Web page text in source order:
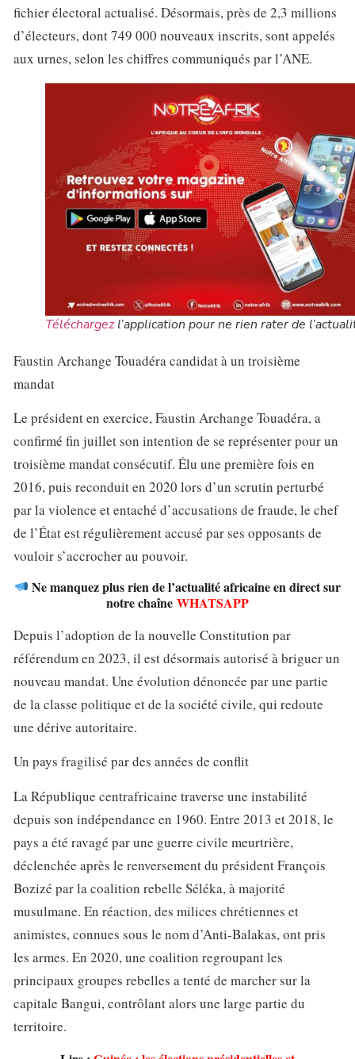
fichier électoral actualisé. Désormais, près de 2,3 millions
d’électeurs, dont 749 000 nouveaux inscrits, sont appelés
aux urnes, selon les chiffres communiqués par l’ANE.
Téléchargezl’application pour ne rien rater de
Faustin Archange Touadéra candidat à un troisième
mandat
Le président en exercice, Faustin Archange Touadéra, a
confirmé fin juillet son intention de se représenter pour un
troisième mandat consécutif. Élu une première fois en
2016, puis reconduit en 2020 lors d’un scrutin perturbé
par la violence et entaché d’accusations de fraude, le chef
de l’État est régulièrement accusé par ses opposants de
vouloir s’accrocher au pouvoir.
Ne manquez plus rien de l’actualité africaine en direct sur
notre chaîne WHATSAPP
Depuis l’adoption de la nouvelle Constitution par
référendum en 2023, il est désormais autorisé à briguer un
nouveau mandat. Une évolution dénoncée par une partie
de la classe politique et de la société civile, qui redoute
une dérive autoritaire.
Un pays fragilisé par des années de conflit
La République centrafricaine traverse une instabilité
depuis son indépendance en 1960. Entre 2013 et 2018, le
pays a été ravagé par une guerre civile meurtrière,
déclenchée après le renversement du président François
Bozizé par la coalition rebelle Séléka, à majorité
musulmane. En réaction, des milices chrétiennes et
animistes, connues sous le nom d’Anti-Balakas, ont pris
les armes. En 2020, une coalition regroupant les
principaux groupes rebelles a tenté de marcher sur la
capitale Bangui, contrôlant alors une large partie du
territoire.